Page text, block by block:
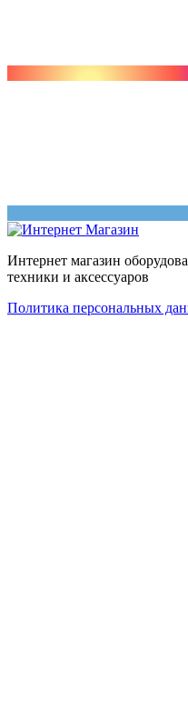
Интернет магазин
техники и аксессуаров
Политика персональных